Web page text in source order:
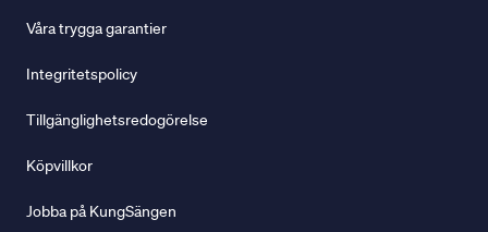
Våra trygga garantier
Integritetspolicy
Tillgänglighetsredogörelse
Köpvillkor
Jobba på KungSängen